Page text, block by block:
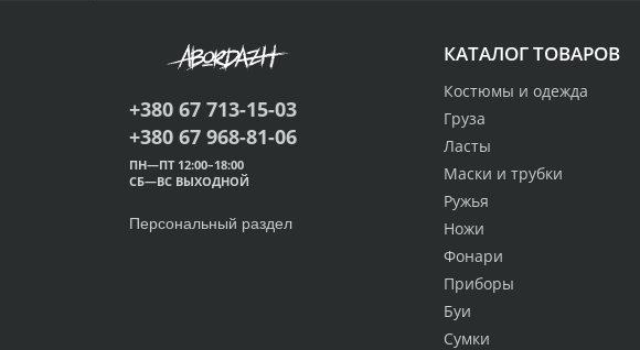
КАТАЛОГ ТОВАРОВ
Костюмы и одежда
Груза
Ласты
Маски и трубки
Ружья
Ножи
Фонари
Приборы
Буи
Сумки
+380 67 713-15-03
+380 67 968-81-06
ПН—ПТ 12:00–18:00
СБ—ВС ВЫХОДНОЙ
Персональный раздел